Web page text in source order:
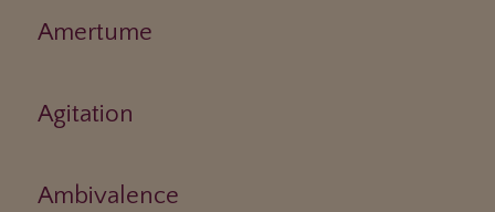
Amertume
Agitation
Ambivalence